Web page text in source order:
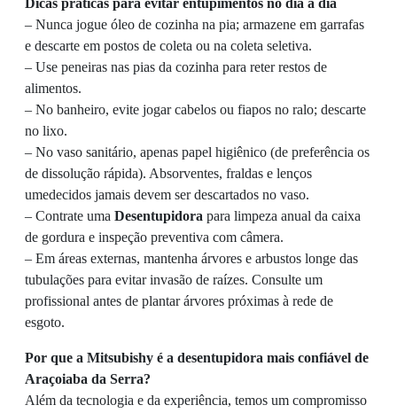
Dicas práticas para evitar entupimentos no dia a dia
– Nunca jogue óleo de cozinha na pia; armazene em garrafas
e descarte em postos de coleta ou na coleta seletiva.
– Use peneiras nas pias da cozinha para reter restos de
alimentos.
– No banheiro, evite jogar cabelos ou fiapos no ralo; descarte
no lixo.
– No vaso sanitário, apenas papel higiênico (de preferência os
de dissolução rápida). Absorventes, fraldas e lenços
umedecidos jamais devem ser descartados no vaso.
– Contrate uma Desentupidora para limpeza anual da caixa
de gordura e inspeção preventiva com câmera.
– Em áreas externas, mantenha árvores e arbustos longe das
tubulações para evitar invasão de raízes. Consulte um
profissional antes de plantar árvores próximas à rede de
esgoto.
Por que a Mitsubishy é a desentupidora mais confiável de
Araçoiaba da Serra?
Além da tecnologia e da experiência, temos um compromisso